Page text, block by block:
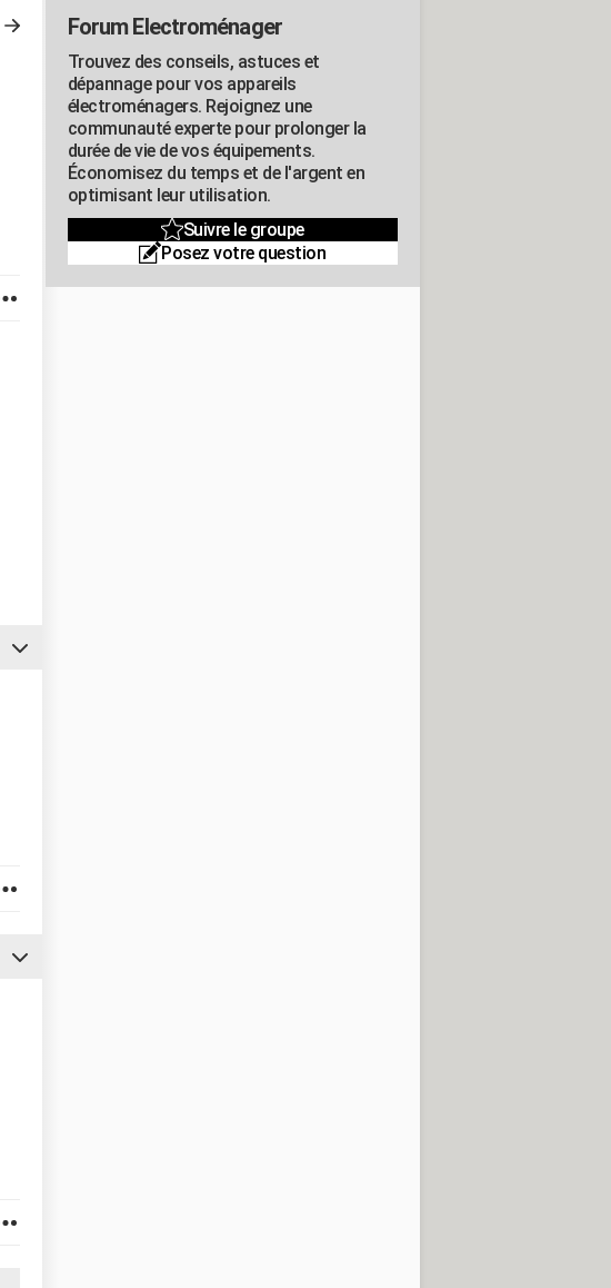
Forum Electroménager
Trouvez des conseils, astuces et
dépannage pour vos appareils
électroménagers. Rejoignez une
communauté experte pour prolonger la
durée de vie de vos équipements.
Économisez du temps et de l'argent en
optimisant leur utilisation.
Suivre le groupe
Posez votre question